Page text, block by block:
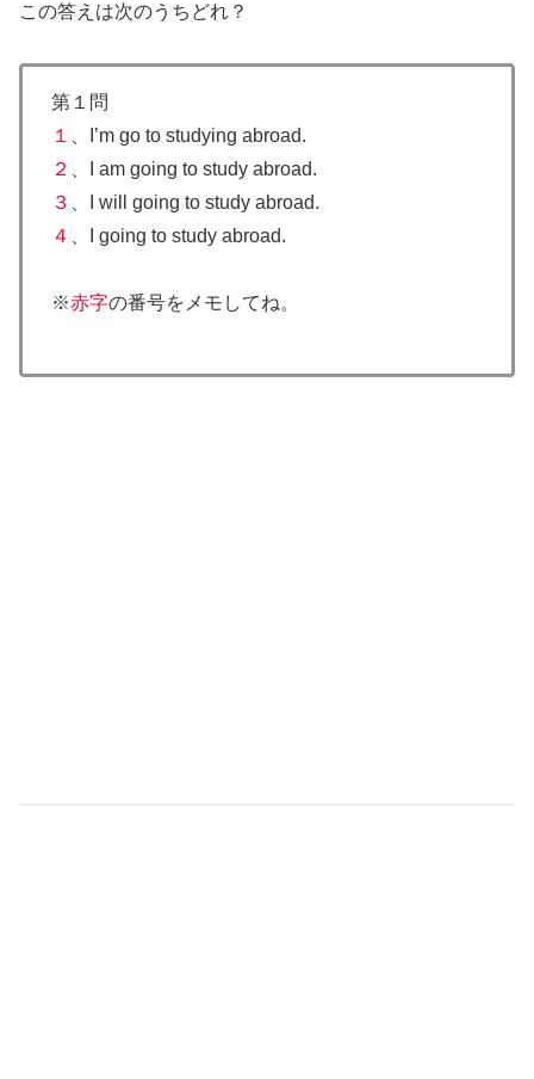
この答えは次のうちどれ？
第１問
１
、I’m go to studying abroad.
２
、I am going to study abroad.
３
、I will going to study abroad.
４
、I going to study abroad.
※赤字の番号をメモしてね。